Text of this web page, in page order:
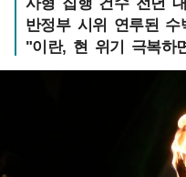
반정부 시위 연루된 수
"이란, 현 위기 극복하